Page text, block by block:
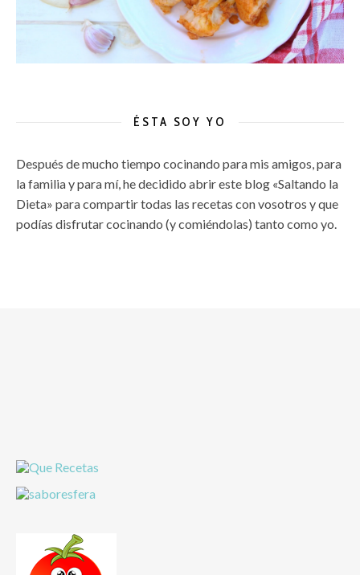
ÉSTA SOY YO
Después de mucho tiempo cocinando para mis amigos, para
la familia y para mí, he decidido abrir este blog «Saltando la
Dieta» para compartir todas las recetas con vosotros y que
podías disfrutar cocinando (y comiéndolas) tanto como yo.